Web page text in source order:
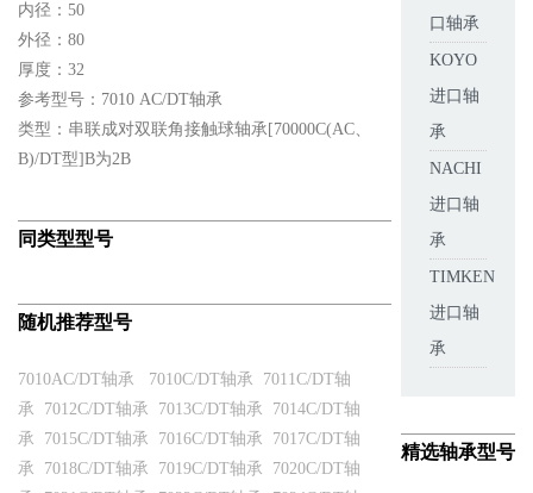
内径：50
外径：80
厚度：32
参考型号：7010 AC/DT轴承
类型：串联成对双联角接触球轴承[70000C(AC、
B)/DT型]B为2B
同类型型号
随机推荐型号
7010AC/DT轴承 7010C/DT轴承
7011C/DT轴
承
7012C/DT轴承 7013C/DT轴承
7014C/DT轴
承
7015C/DT轴承 7016C/DT轴承
7017C/DT轴
承
7018C/DT轴承 7019C/DT轴承
7020C/DT轴
口轴承
KOYO
进口轴
承
NACHI
进口轴
承
TIMKEN
进口轴
承
精选轴承型号